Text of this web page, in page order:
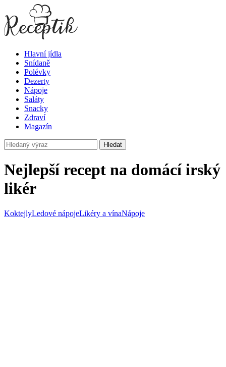
Hlavní jídla
Snídaně
Polévky
Dezerty
Nápoje
Saláty
Snacky
Zdraví
Magazín
Hledat
Nejlepší recept na domácí irský
likér
KoktejlyLedové nápojeLikéry a vínaNápoje